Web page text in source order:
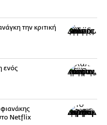
την κριτική
ενός
Netflix